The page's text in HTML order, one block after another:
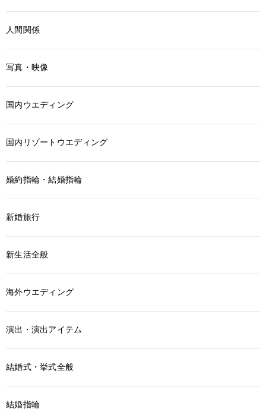
人間関係
写真・映像
国内ウエディング
国内リゾートウエディング
婚約指輪・結婚指輪
新婚旅行
新生活全般
海外ウエディング
演出・演出アイテム
結婚式・挙式全般
結婚指輪